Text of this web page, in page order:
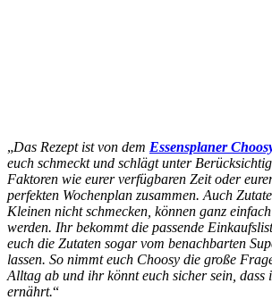
„Das Rezept ist von dem Essensplaner
euch schmeckt und schlägt unter
Faktoren wie eurer verfügbaren Zeit oder
perfekten Wochenplan zusammen. Auch
Kleinen nicht schmecken, können ganz
werden. Ihr bekommt die passende
euch die Zutaten sogar vom benachbarten
lassen. So nimmt euch Choosy die große
Alltag ab und ihr könnt euch sicher sein,
ernährt.“